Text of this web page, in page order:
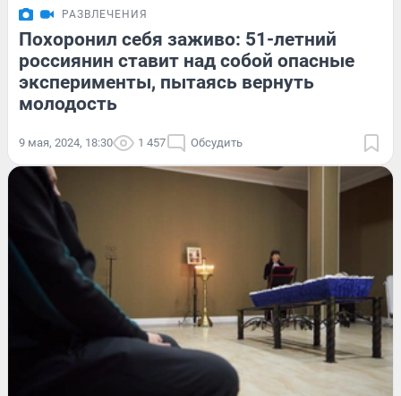
РАЗВЛЕЧЕНИЯ
Похоронил себя заживо: 51-летний
россиянин ставит над собой опасные
эксперименты, пытаясь вернуть
молодость
9 мая, 2024, 18:30 1 457 Обсудить